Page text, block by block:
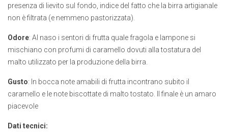
presenza di lievito sul fondo, indice del fatto che la birra artigianale
non è filtrata (e nemmeno pastorizzata).
Odore: Al naso i sentori di frutta quale fragola e lampone si
mischiano con profumi di caramello dovuti alla tostatura del
malto utilizzato per la produzione della birra.
Gusto: In bocca note amabili di frutta incontrano subito il
caramello e le note biscottate di malto tostato. Il finale è un amaro
piacevole
Dati tecnici: